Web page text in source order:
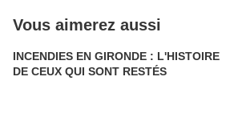
Vous aimerez aussi
INCENDIES EN GIRONDE : L'HISTOIRE
DE CEUX QUI SONT RESTÉS